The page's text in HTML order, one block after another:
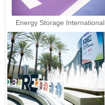
Energy Storage International
2023 - 美国国际电池储能展ESI